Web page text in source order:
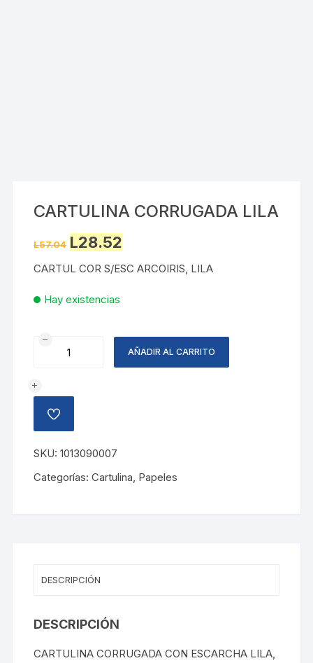
CARTULINA CORRUGADA LILA
L57.04 Original
price
L57.04.
L28.52price
L28.52.
CARTUL COR S/ESC ARCOIRIS, LILA
Hay existencias
CARTULINA
CORRUGADA
cantidad
AÑADIR AL CARRITO
AÑADIR
A
LISTA
DE
DESEOS
SKU:1013090007
Categorías:Cartulina, Papeles
DESCRIPCIÓN
DESCRIPCIÓN
CARTULINA CORRUGADA CON ESCARCHA LILA,